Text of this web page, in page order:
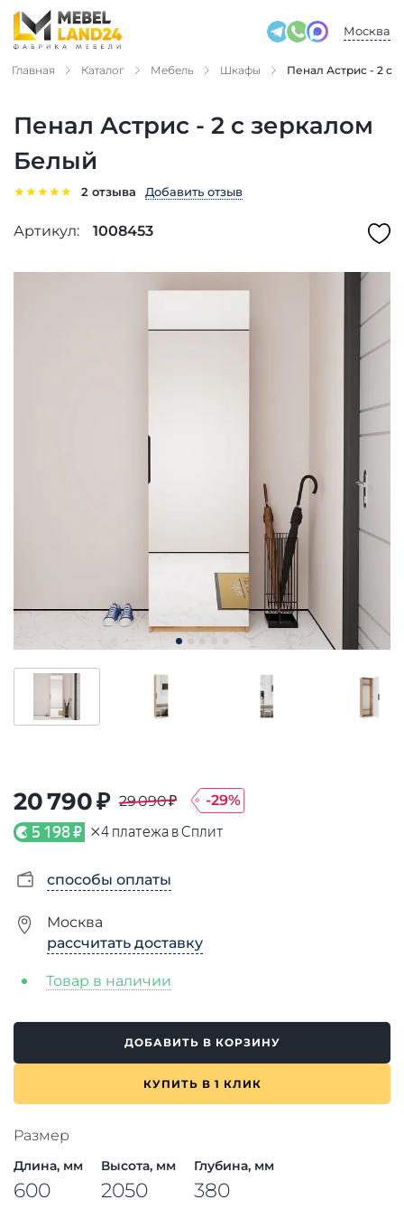
Москва
Главная Каталог Мебель Шкафы Пенал Астрис - 2 с
Пенал Астрис - 2 с зеркалом
Белый
★★★★★ 2 отзыва Добавить отзыв
Артикул: 1008453
20 790 ₽ 29 090 ₽ -29%
5 198 ₽ ×4 платежа в Сплит
способы оплаты
Москва
рассчитать доставку
Товар в наличии
ДОБАВИТЬ В КОРЗИНУ
КУПИТЬ В 1 КЛИК
Размер
Длина, мм
600
Высота, мм
2050
Глубина, мм
380